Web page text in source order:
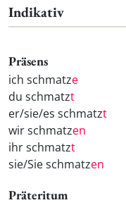
Indikativ
Präsens
ich schmatze
du schmatzt
er/sie/es schmatzt
wir schmatzen
ihr schmatzt
sie/Sie schmatzen
Präteritum